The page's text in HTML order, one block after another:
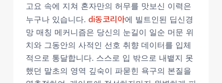
고요 속에 지쳐 혼자만의 허무를 맛보신 이력은
누구나 있습니다. di동코리아에 빌트인된 딥신경
망 매칭 메커니즘은 당신의 눈길이 일순 머문 위
치와 그동안의 사적인 선호 취향 데이터를 입체
적으로 통달합니다. 스스로 입 밖으로 내뱉지 못
했던 말초의 영역 깊숙이 파묻힌 욕구의 본질을